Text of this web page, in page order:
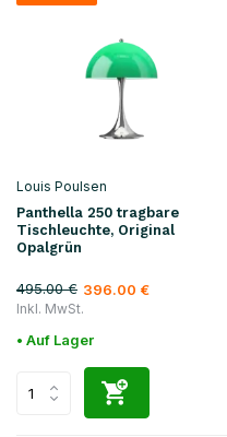
Louis Poulsen
Panthella 250 tragbare
Tischleuchte, Original
Opalgrün
495.00 € 396.00 €
Inkl. MwSt.
• Auf Lager